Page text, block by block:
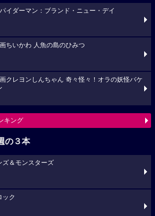
イダーマン：ブランド・ニュー・デイ
ちいかわ 人魚の島のひみつ
クレヨンしんちゃん 奇々怪々！オラの妖怪バケ
キング
の３本
ズ＆モンスターズ
ック